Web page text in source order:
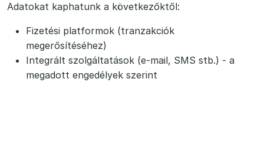
Adatokat kaphatunk a következőktől:
Fizetési platformok (tranzakciók
megerősítéséhez)
Integrált szolgáltatások (e-mail, SMS stb.) - a
megadott engedélyek szerint